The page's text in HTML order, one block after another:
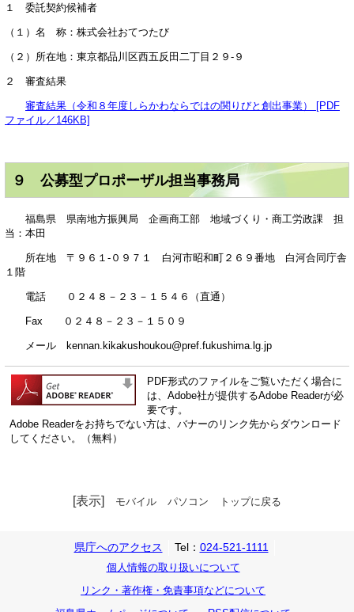
１ 委託契約候補者
（１）名 称：株式会社おてつたび
（２）所在地：東京都品川区西五反田二丁目２９-９
２ 審査結果
審査結果（令和８年度しらかわならではの関りびと創出事業） [PDF
ファイル／146KB]
９ 公募型プロポーザル担当事務局
福島県 県南地方振興局 企画商工部 地域づくり・商工労政課 担
当：本田
所在地 〒９６１-０９７１ 白河市昭和町２６９番地 白河合同庁舎
１階
電話 ０２４８－２３－１５４６（直通）
Fax ０２４８－２３－１５０９
メール kennan.kikakushoukou@pref.fukushima.lg.jp
PDF形式のファイルをご覧いただく場合に
は、Adobe社が提供するAdobe Readerが必
要です。
Adobe Readerをお持ちでない方は、バナーのリンク先からダウンロード
してください。（無料）
[表示] モバイル パソコン トップに戻る
県庁へのアクセス Tel： 024-521-1111
個人情報の取り扱いについて
リンク・著作権・免責事項などについて